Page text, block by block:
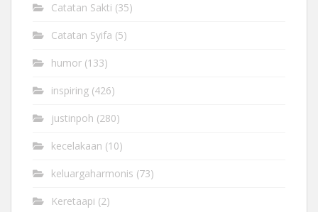
Catatan Sakti (35)
Catatan Syifa (5)
humor (133)
inspiring (426)
justinpoh (280)
kecelakaan (10)
keluargaharmonis (73)
Keretaapi (2)